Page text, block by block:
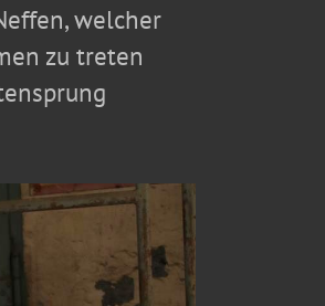
welcher
zu treten